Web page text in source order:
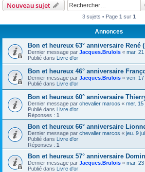
Nouveau sujet
3 sujets • Page 1 sur 1
Annonces
Bon et heureux 63° anniversaire René
Dernier message par Jacques.Brulois « mar.
Publié dans Livre d'or
Bon et heureux 46° anniversaire
Dernier message par Jacques.Brulois « ven. 17
Publié dans Livre d'or
Bon et heureux 60° anniversaire
Dernier message par chevalier marcos « mer. 15
Publié dans Livre d'or
Réponses : 1
Bon et heureux 66° anniversaire
Dernier message par chevalier marcos « jeu. 9
Publié dans Livre d'or
Réponses : 1
Bon et heureux 57° anniversaire
Dernier message par Jacques.Brulois « mar.
Publié dans Livre d'or